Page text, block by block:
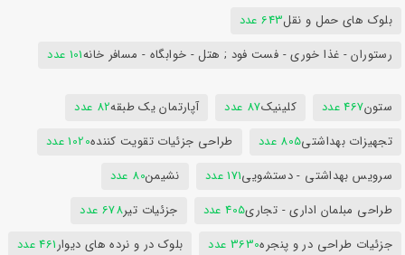
بلوک های حمل و نقل643 عدد
رستوران - غذا خوری - فست فود ; هتل - خوابگاه - مسافر خانه101 عدد
ستون467 عدد کلینیک87 عدد آپارتمان یک طبقه82 عدد
تجهیزات بهداشتی805 عدد طراحی جزئیات تقویت کننده1020 عدد
سرویس بهداشتی - دستشویی171 عدد نشیمن80 عدد
طراحی مبلمان اداری - تجاری405 عدد جزئیات تیر678 عدد
جزئیات طراحی در و پنجره3630 عدد بلوک در و نرده های دیوار461 عدد